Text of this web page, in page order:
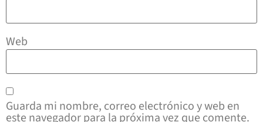
Web
Guarda mi nombre, correo electrónico y web en
este navegador para la próxima vez que comente.